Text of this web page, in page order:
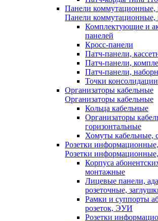
Панели коммутационные,
Панели коммутационные,
Комплектующие и
панелей
Кросс-панели
Патч-панели,
Патч-панели,
Патч-панели,
Точки консолидации
Организаторы кабельные
Организаторы кабельные
Кольца кабельные
Организаторы
горизонтальные
Хомуты кабельные,
Розетки
Розетки
Корпуса
монтажные
Лицевые панели,
розеточные,
Рамки и суппорты
розеток, ЭУИ
Розетки